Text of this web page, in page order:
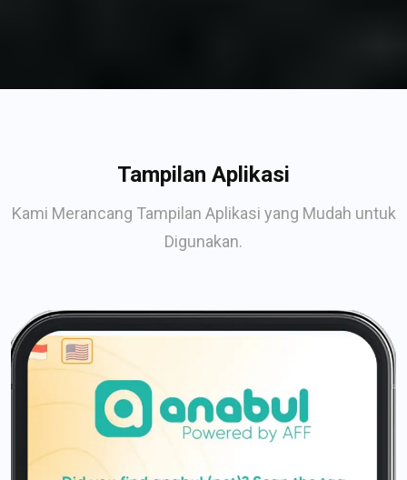
Tampilan Aplikasi
Kami Merancang Tampilan Aplikasi yang Mudah untuk
Digunakan.